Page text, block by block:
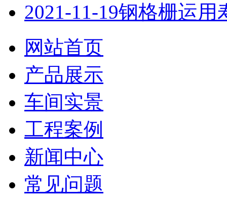
2021-11-19钢格栅运用
网站首页
产品展示
车间实景
工程案例
新闻中心
常见问题